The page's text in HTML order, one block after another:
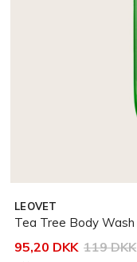
LEOVET
Tea Tree Body Wash
95,20 DKK 119 DKK